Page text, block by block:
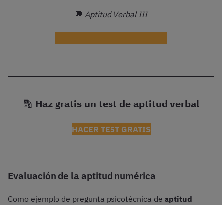
💬 Aptitud Verbal III
🔡 Haz gratis un test de aptitud verbal
HACER TEST GRATIS
Evaluación de la aptitud numérica
Como ejemplo de pregunta psicotécnica de aptitud